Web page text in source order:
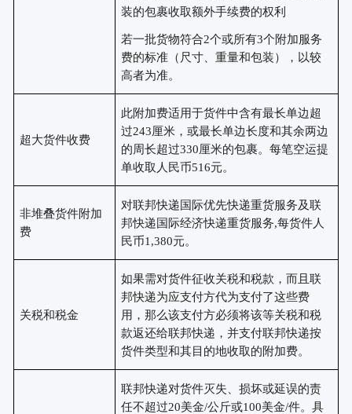
装的包裹收取额外手续费的权利
若一批货物符合2个或所有3个附加服务
费的标准（尺寸、重量和包装），以较
高者为准。
超大货件收费
此附加费适用于货件中含有最长单边超
过243厘米，或最长单边长度和其余两边
的周长超过330厘米的包裹。每笔空运提
单收取人民币516元。
非堆叠货件附加
费
对联邦快递国际优先快递重货服务及联
邦快递国际经济快递重货服务,每货件人
民币1,380元。
关税和税金
如果需对货件征收关税和税款，而且联
邦快递为应支付方代为支付了这些费
用，那么该支付方必须将该等关税和税
款返还给联邦快递，并支付联邦快递按
货件类型和其目的地收取的附加费。
联邦快递对货件灭失、损坏或延误的责
任不超过20美金/公斤或100美金/件。具